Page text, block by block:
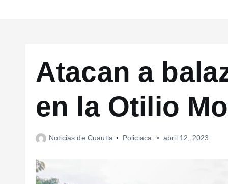
Atacan a
en la Otilio
Noticias de Cuautla Policiaca abril 12, 2023